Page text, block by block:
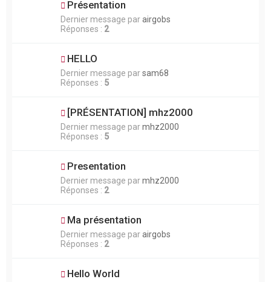
Présentation
Dernier message parairgobs
Réponses : 2
HELLO
Dernier message parsam68
Réponses : 5
[PRÉSENTATION] mhz2000
Dernier message parmhz2000
Réponses : 5
Presentation
Dernier message parmhz2000
Réponses : 2
Ma présentation
Dernier message parairgobs
Réponses : 2
Hello World